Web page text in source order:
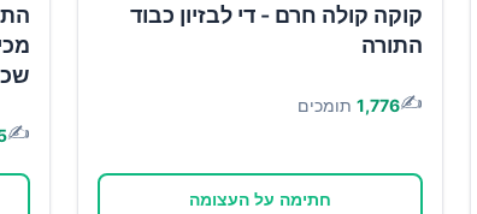
קוקה קולה חרם - די לבזיון כבוד
התורה
✍️
1,776 תומכים
חתימה על העצומה
✍️